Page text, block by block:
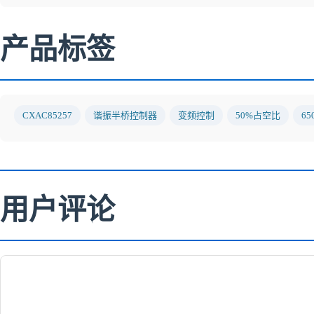
产品标签
CXAC85257 谐振半桥控制器 变频控制 50%占空比
用户评论